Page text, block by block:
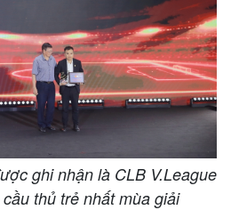
ghi nhận là CLB V.League
thủ trẻ nhất mùa giải